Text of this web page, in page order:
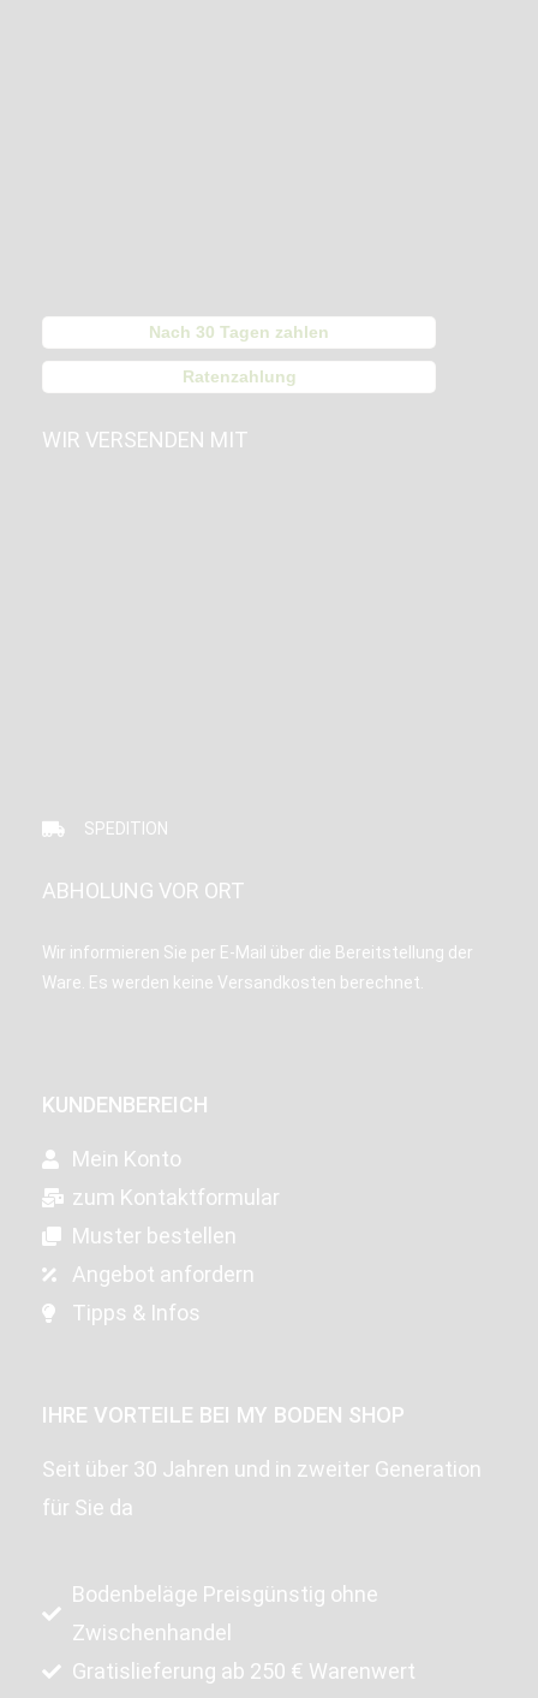
Nach 30 Tagen zahlen
Ratenzahlung
WIR VERSENDEN MIT
SPEDITION
ABHOLUNG VOR ORT
Wir informieren Sie per E-Mail über die Bereitstellung der
Ware. Es werden keine Versandkosten berechnet.
KUNDENBEREICH
Mein Konto
zum Kontaktformular
Muster bestellen
Angebot anfordern
Tipps & Infos
IHRE VORTEILE BEI MY BODEN SHOP
Seit über 30 Jahren und in zweiter Generation
für Sie da
Bodenbeläge Preisgünstig ohne
Zwischenhandel
Gratislieferung ab 250 € Warenwert